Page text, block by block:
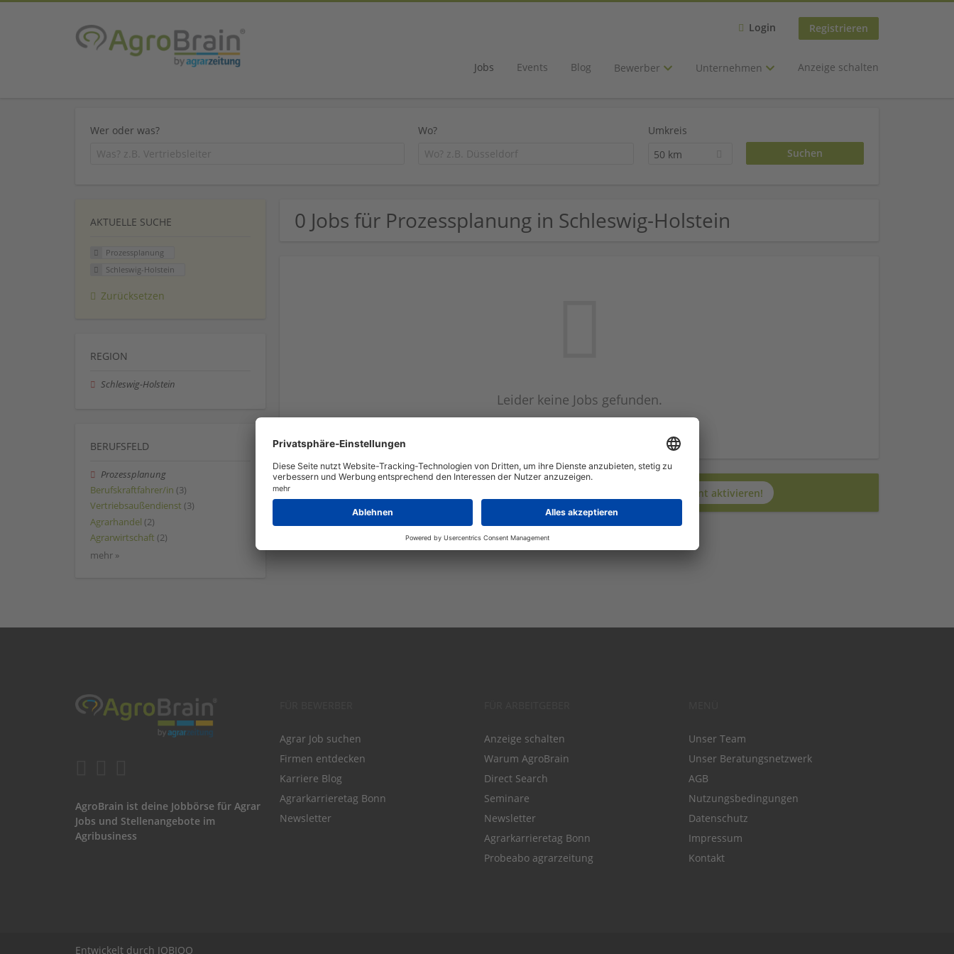
Login Registrieren
Jobs Events Blog Bewerber Unternehmen Anzeige schalten
Wer oder was? Wo?
Umkreis
50 km
0 Jobs für Prozessplanung in Schleswig-Holstein
Leider keine Jobs gefunden.
Jetzt JobAgent aktivieren!
AKTUELLE SUCHE
Prozessplanung
Schleswig-Holstein
Zurücksetzen
REGION
Schleswig-Holstein
BERUFSFELD
Prozessplanung
Berufskraftfahrer/in (3)
Vertriebsaußendienst (3)
Agrarhandel (2)
Agrarwirtschaft (2)
mehr »
AgroBrain ist deine Jobbörse für Agrar
Jobs und Stellenangebote im
Agribusiness
Agrar Job suchen
Firmen entdecken
Karriere Blog
Agrarkarrieretag Bonn
Newsletter
Anzeige schalten
Warum AgroBrain
Direct Search
Seminare
Newsletter
Agrarkarrieretag Bonn
Probeabo agrarzeitung
Unser Team
Unser Beratungsnetzwerk
AGB
Nutzungsbedingungen
Datenschutz
Impressum
Kontakt
Entwickelt durch JOBIQO